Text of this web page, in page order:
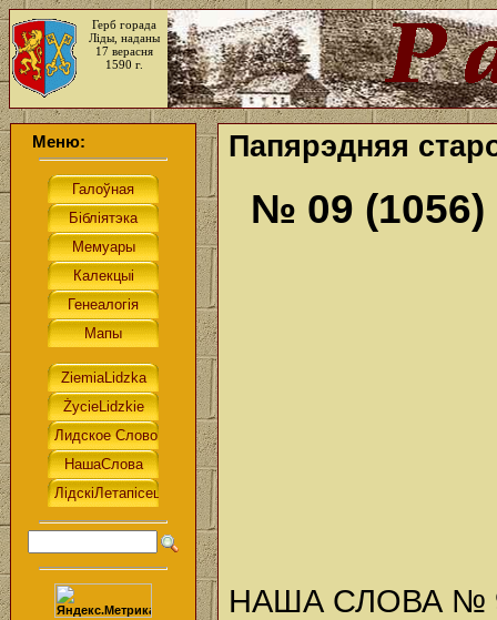
Герб горада
Ліды, наданы
17 верасня
1590 г.
Меню: Папярэдняя
№ 09 (1056)
НАША СЛОВА № 9